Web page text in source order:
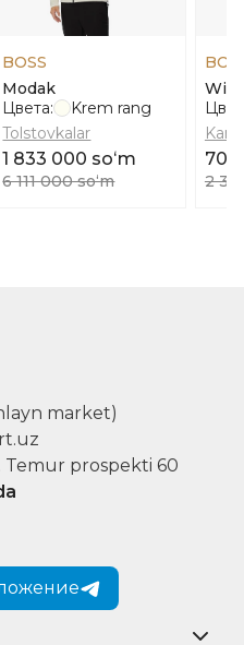
BOSS
Modak
Цвета:
Krem rang
Tolstovkalar
1 833 000 soʻm
6 111 000 soʻm
700
2
market)
Temur prospekti 60